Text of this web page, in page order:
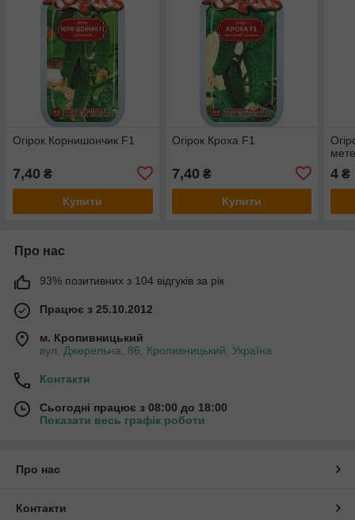
Огірок Корнишончик F1
7,40 ₴
Купити
Огірок Кроха F1
7,40 ₴
Купити
4 ₴
Про нас
93% позитивних з 104 відгуків за рік
Працює з 25.10.2012
м. Кропивницький
вул. Джерельна, 86, Кропивницький, Україна
Контакти
Сьогодні працює з 08:00 до 18:00
Показати весь графік роботи
Про нас
Контакти